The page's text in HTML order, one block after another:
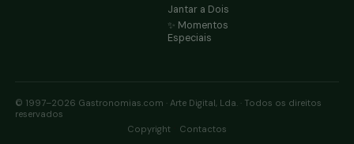
Jantar a Dois
✨ Momentos
Especiais
© 1997–2026 Gastronomias.com · Arte Digital, Lda. · Todos os direitos
reservados
Copyright
Contactos